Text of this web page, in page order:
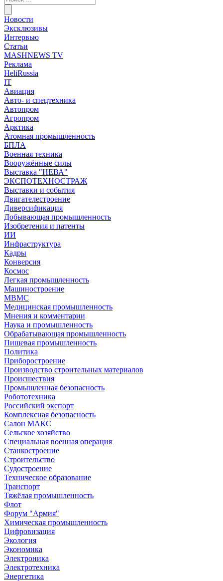
Новости
Эксклюзивы
Интервью
Статьи
MASHNEWS TV
Реклама
HeliRussia
IT
Авиация
Авто- и спецтехника
Автопром
Агропром
Арктика
Атомная промышленность
БПЛА
Военная техника
Вооружённые силы
Выставка "НЕВА"
ЭКСПОТЕХНОСТРАЖ
Выставки и события
Двигателестроение
Диверсификация
Добывающая промышленность
Изобретения и патенты
ИИ
Инфраструктура
Кадры
Конверсия
Космос
Легкая промышленность
Машиностроение
МВМС
Медицинская промышленность
Мнения и комментарии
Наука и промышленность
Обрабатывающая промышленность
Пищевая промышленность
Политика
Приборостроение
Производство строительных материалов
Происшествия
Промышленная безопасность
Робототехника
Российский экспорт
Комплексная безопасность
Салон МАКС
Сельское хозяйство
Специальная военная операция
Станкостроение
Строительство
Судостроение
Техническое образование
Транспорт
Тяжёлая промышленность
Флот
Форум "Армия"
Химическая промышленность
Цифровизация
Экология
Экономика
Электроника
Электротехника
Энергетика